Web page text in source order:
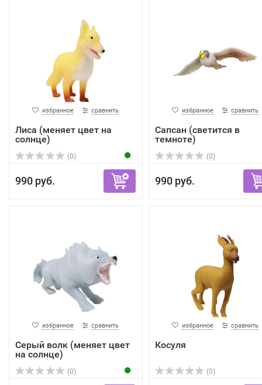
избранное сравнить
Лиса (меняет цвет на
солнце)
(0)
990 руб.
избранное сравнить
Сапсан (светится в
темноте)
(0)
990 руб.
избранное сравнить
Серый волк (меняет цвет
на солнце)
(0)
избранное сравнить
Косуля
(0)